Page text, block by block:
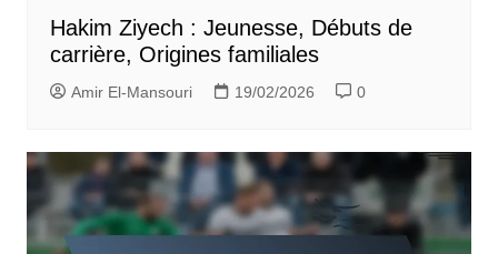
Hakim Ziyech : Jeunesse, Débuts de
carrière, Origines familiales
Amir El-Mansouri 19/02/2026 0